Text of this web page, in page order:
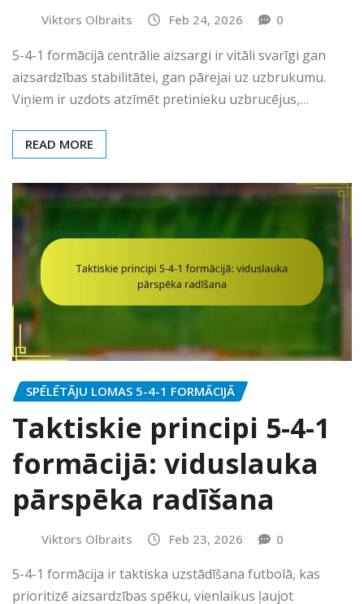
Viktors Olbraits Feb 24, 2026 0
5-4-1 formācijā centrālie aizsargi ir vitāli svarīgi gan
aizsardzības stabilitātei, gan pārejai uz uzbrukumu.
Viņiem ir uzdots atzīmēt pretinieku uzbrucējus,…
READ MORE
SPĒLĒTĀJU LOMAS 5-4-1 FORMĀCIJĀ
Taktiskie principi 5-4-1
formācijā: viduslauka
pārspēka radīšana
Viktors Olbraits Feb 23, 2026 0
5-4-1 formācija ir taktiska uzstādīšana futbolā, kas
prioritizē aizsardzības spēku, vienlaikus ļaujot